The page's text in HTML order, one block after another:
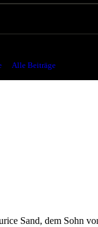
Alle Beiträge
Sand, dem Sohn